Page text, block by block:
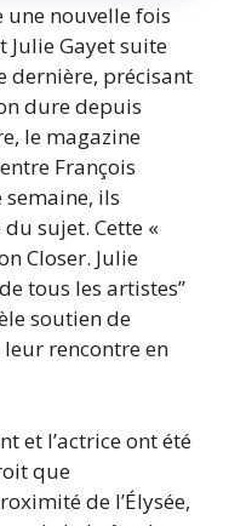
une nouvelle fois
Julie Gayet suite
dernière, précisant
dure depuis
le magazine
François
semaine, ils
sujet. Cette «
Closer. Julie
tous les artistes”
soutien de
rencontre en
et l’actrice ont été
que
de l’Élysée,